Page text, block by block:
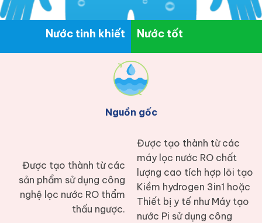
Nước tinh khiết Nước tốt
Được tạo thành từ các
sản phẩm sử dụng công
nghệ lọc nước RO thẩm
thấu ngược.
Nguồn gốc
Được tạo thành từ các
máy lọc nước RO chất
lượng cao tích hợp lõi tạo
Kiềm hydrogen 3in1 hoặc
Thiết bị y tế như Máy tạo
nước Pi sử dụng công